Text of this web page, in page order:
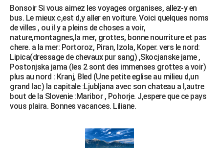
Bonsoir Si vous aimez les voyages organises, allez-y en
bus. Le mieux c,est d,y aller en voiture. Voici quelques noms
de villes , ou il y a pleins de choses a voir,
nature,montagnes,la mer, grottes, bonne nourriture et pas
chere. a la mer: Portoroz, Piran, Izola, Koper. vers le nord:
Lipica(dressage de chevaux pur sang) ,Skocjanske jame ,
Postonjska jama (les 2 sont des immenses grottes a voir)
plus au nord : Kranj, Bled (Une petite eglise au milieu d,un
grand lac) la capitale :Ljubljana avec son chateau a l,autre
bout de la Slovenie :Maribor , Pohorje. J,espere que ce pays
vous plaira. Bonnes vacances. Liliane.